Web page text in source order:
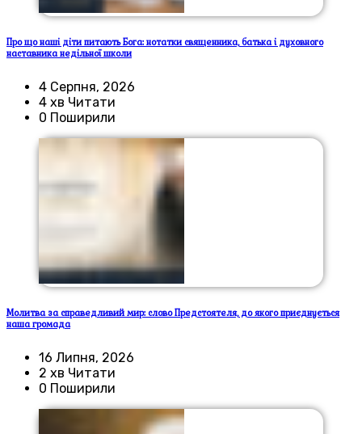
Про що наші діти питають Бога: нотатки священника, батька і духовного
наставника недільної школи
4 Серпня, 2026
4 хв Читати
0 Поширили
Молитва за справедливий мир: слово Предстоятеля, до якого приєднується
наша громада
16 Липня, 2026
2 хв Читати
0 Поширили